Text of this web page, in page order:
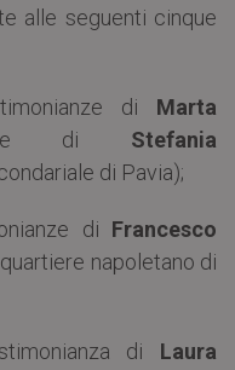
alle seguenti cinque
di
Marta
e di Stefania
di Pavia);
di Francesco
napoletano di
di
Laura